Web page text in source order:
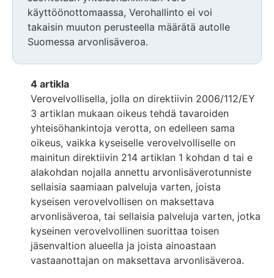
käyttöönottomaassa, Verohallinto ei voi
takaisin muuton perusteella määrätä autolle
Suomessa arvonlisäveroa.
4 artikla
Verovelvollisella, jolla on direktiivin 2006/112/EY
3 artiklan mukaan oikeus tehdä tavaroiden
yhteisöhankintoja verotta, on edelleen sama
oikeus, vaikka kyseiselle verovelvolliselle on
mainitun direktiivin 214 artiklan 1 kohdan d tai e
alakohdan nojalla annettu arvonlisäverotunniste
sellaisia saamiaan palveluja varten, joista
kyseisen verovelvollisen on maksettava
arvonlisäveroa, tai sellaisia palveluja varten, jotka
kyseinen verovelvollinen suorittaa toisen
jäsenvaltion alueella ja joista ainoastaan
vastaanottajan on maksettava arvonlisäveroa.